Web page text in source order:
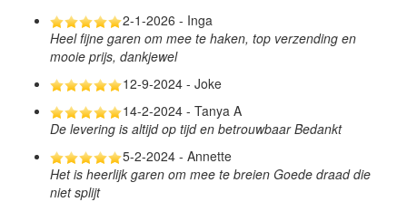
2-1-2026 - Inga
Heel fijne garen om mee te haken, top verzending en
mooie prijs, dankjewel
12-9-2024 - Joke
14-2-2024 - Tanya A
De levering is altijd op tijd en betrouwbaar Bedankt
5-2-2024 - Annette
Het is heerlijk garen om mee te breien Goede draad die
niet splijt